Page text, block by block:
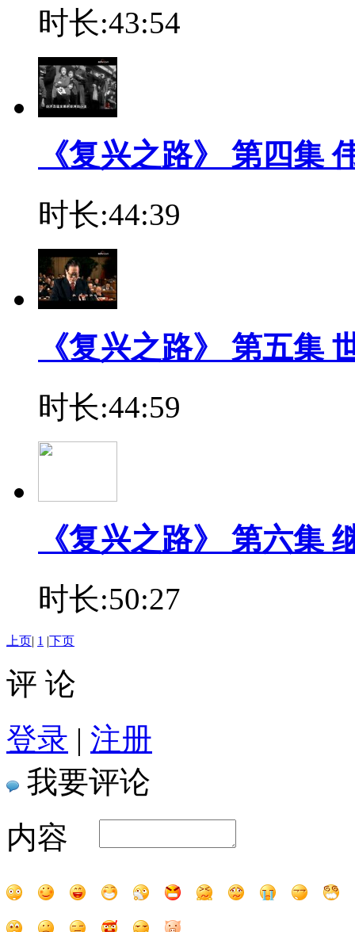
时长:43:54
《复兴之路》 第四集
时长:44:39
《复兴之路》 第五集
时长:44:59
《复兴之路》 第六集
时长:50:27
上页| 1 |下页
评 论
登录 | 注册
我要评论
内容